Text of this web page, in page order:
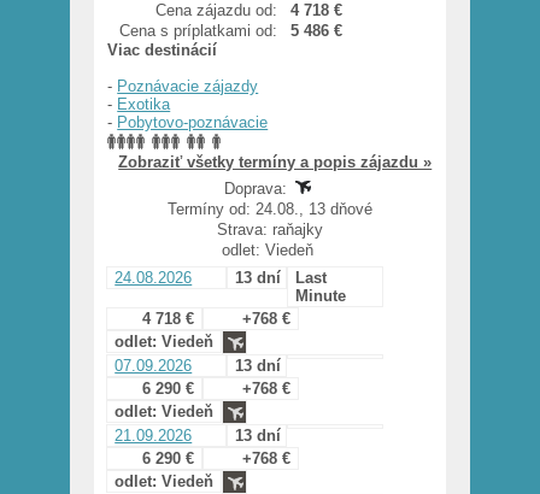
Cena zájazdu od:
4 718 €
Cena s príplatkami od:
5 486 €
Viac destinácií
- Poznávacie zájazdy
- Exotika
- Pobytovo-poznávacie
Zobraziť všetky termíny a popis zájazdu »
Doprava:
Termíny od: 24.08., 13 dňové
Strava: raňajky
odlet: Viedeň
24.08.2026
13 dní
Last
Minute
4 718 €
+768 €
odlet: Viedeň
07.09.2026
13 dní
6 290 €
+768 €
odlet: Viedeň
21.09.2026
13 dní
6 290 €
+768 €
odlet: Viedeň